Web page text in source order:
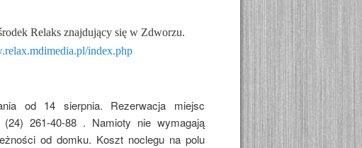
Relaks znajdujący się w Zdworzu.
index.php
od 14 sierpnia. Rezerwacja miejsc
(24) 261-40-88. Namioty nie wymagają
od domku. Koszt noclegu na polu